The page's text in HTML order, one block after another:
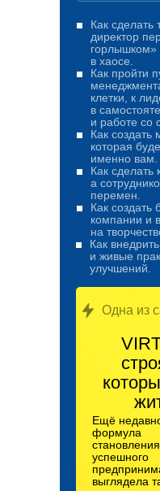
Как сделать
директор
горлышком»
в хаосе.
Как пройти
клетки, к
в
и работе со
Как создать
которая
именно вам.
Как сделать
а
перемен.
Как создать
компании и
на
Как
и живые
улучшений.
Ещё
формула
становления
успешного
выглядела
Одна из